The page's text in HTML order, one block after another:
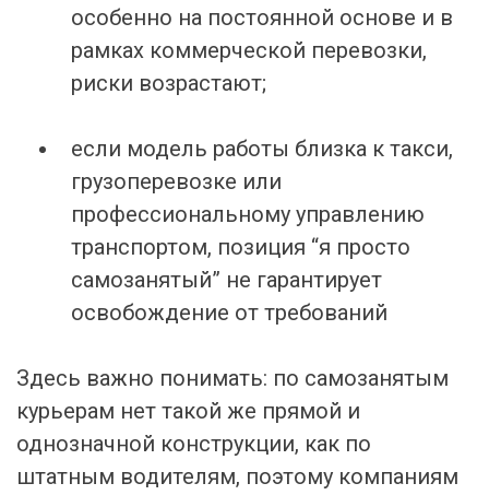
особенно на постоянной основе и в
рамках коммерческой перевозки,
риски возрастают;
если модель работы близка к такси,
грузоперевозке или
профессиональному управлению
транспортом, позиция “я просто
самозанятый” не гарантирует
освобождение от требований
Здесь важно понимать: по самозанятым
курьерам нет такой же прямой и
однозначной конструкции, как по
штатным водителям, поэтому компаниям